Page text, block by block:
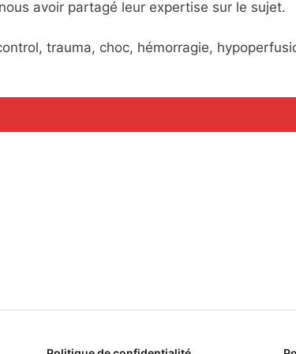
avoir partagé leur expertise sur le sujet.
trauma, choc, hémorragie,